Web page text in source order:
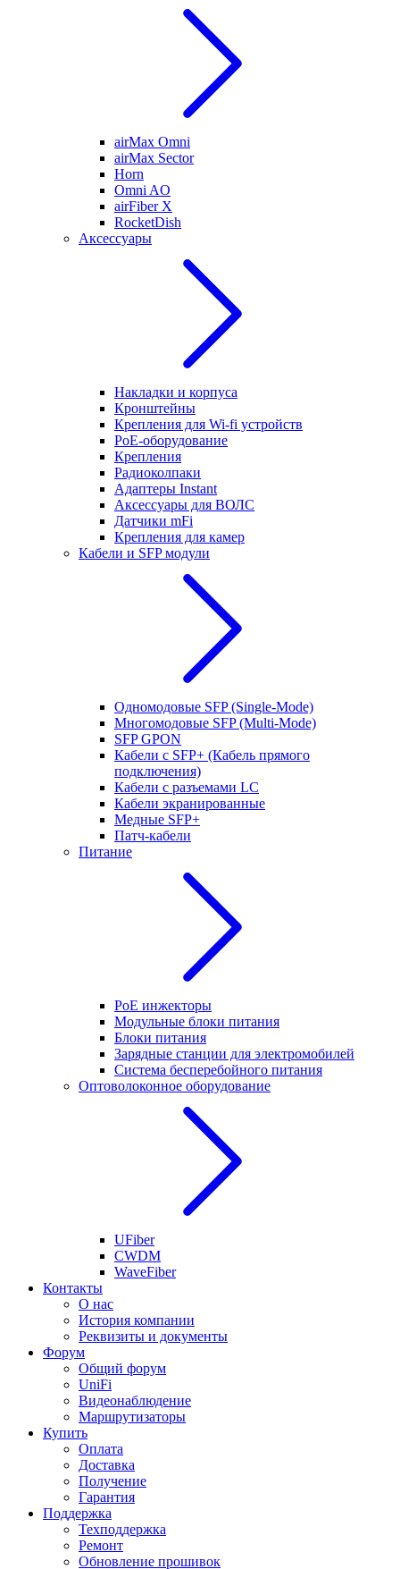
airMax Omni
airMax Sector
Horn
Omni AO
airFiber X
RocketDish
Аксессуары
Накладки и корпуса
Кронштейны
Крепления для Wi-fi устройств
РоЕ-оборудование
Крепления
Радиоколпаки
Адаптеры Instant
Аксессуары для ВОЛС
Датчики mFi
Крепления для камер
Кабели и SFP модули
Одномодовые SFP (Single-Mode)
Многомодовые SFP (Multi-Mode)
SFP GPON
Кабели с SFP+ (Кабель прямого
подключения)
Кабели с разъемами LC
Кабели экранированные
Медные SFP+
Патч-кабели
Питание
PoE инжекторы
Модульные блоки питания
Блоки питания
Зарядные станции для электромобилей
Система бесперебойного питания
Оптоволоконное оборудование
UFiber
CWDM
WaveFiber
Контакты
О нас
История компании
Реквизиты и документы
Форум
Общий форум
UniFi
Видеонаблюдение
Маршрутизаторы
Купить
Оплата
Доставка
Получение
Гарантия
Поддержка
Техподдержка
Ремонт
Обновление прошивок